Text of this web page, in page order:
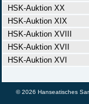
HSK-Auktion XX
HSK-Auktion XIX
HSK-Auktion XVIII
HSK-Auktion XVII
HSK-Auktion XVI
© 2026 Hanseatisches